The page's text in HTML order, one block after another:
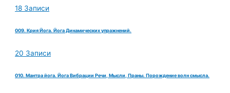
18 Записи
009. Крия Йога. Йога Динамических упражнений.
20 Записи
010. Мантра йога. Йога Вибрации Речи, Мысли, Праны. Порождение волн смысла.